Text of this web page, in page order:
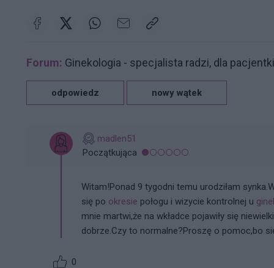
Forum: Ginekologia - specjalista radzi, dla pacjentki
odpowiedz nowy wątek
madlen51
Początkująca
Witam!Ponad 9 tygodni temu urodziłam
się po okresie połogu i wizycie kontrolnej u
mnie martwi,że na wkładce pojawiły się
dobrze.Czy to normalne?Proszę o pomoc,bo
0